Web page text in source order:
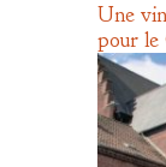
Une
pour le